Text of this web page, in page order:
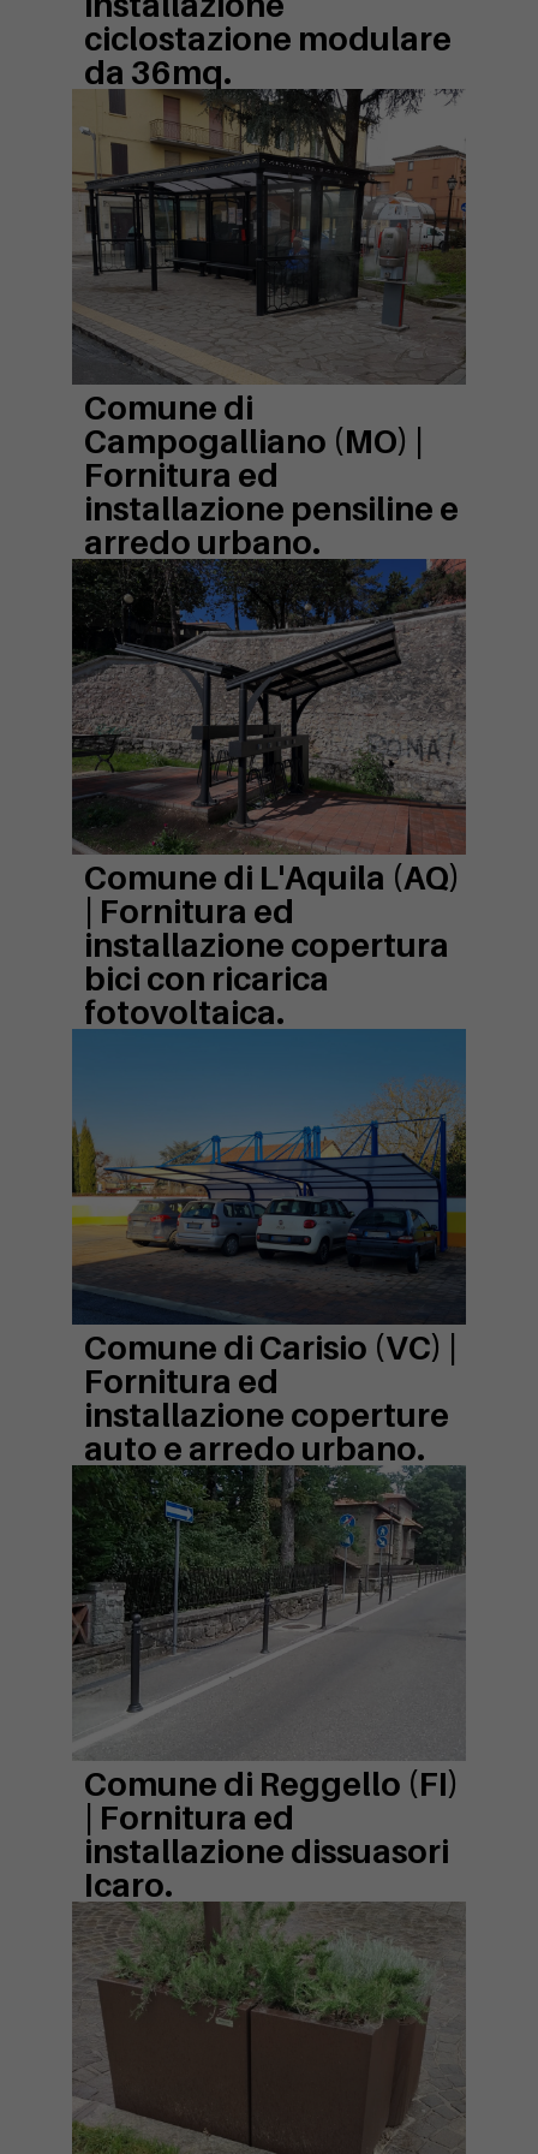
ciclostazione modulare
da 36mq.
Comune di
Campogalliano (MO) |
Fornitura ed
installazione pensiline e
arredo urbano.
Comune di L'Aquila (AQ)
Fornitura ed
installazione copertura
bici con ricarica
fotovoltaica.
Comune di Carisio (VC) |
Fornitura ed
installazione coperture
auto e arredo urbano.
Comune di Reggello (FI)
Fornitura ed
installazione dissuasori
Icaro.